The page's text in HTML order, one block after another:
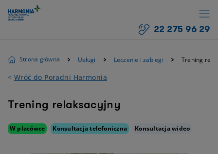
22 275 96 29
Strona główna Usługi Leczenie i zabiegi Trening
< Wróć do Poradni Harmonia
Trening relaksacyjny
W placówce Konsultacja telefoniczna Konsultacja wideo